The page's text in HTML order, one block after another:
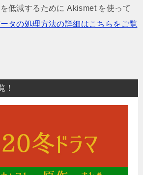
低減するために Akismet を使って
タの処理方法の詳細はこちらをご覧
！